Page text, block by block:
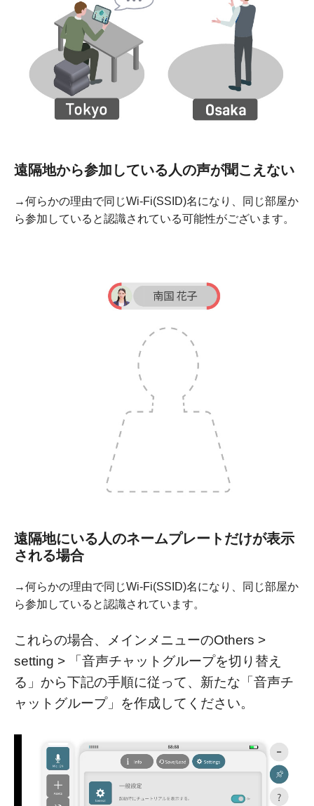
遠隔地から参加している人の声が聞こえない
→何らかの理由で同じWi-Fi(SSID)名になり、同じ部屋か
ら参加していると認識されている可能性がございます。
遠隔地にいる人のネームプレートだけが表示
される場合
→何らかの理由で同じWi-Fi(SSID)名になり、同じ部屋か
ら参加していると認識されています。
これらの場合、メインメニューのOthers >
setting > 「音声チャットグループを切り替え
る」から下記の手順に従って、新たな「音声チ
ャットグループ」を作成してください。